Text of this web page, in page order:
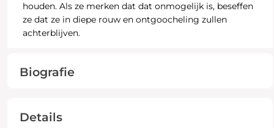
houden. Als ze merken dat dat onmogelijk is, beseffen
ze dat ze in diepe rouw en ontgoocheling zullen
achterblijven.
Biografie
Details